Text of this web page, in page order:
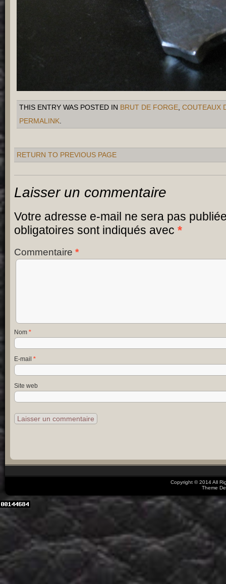
THIS ENTRY WAS POSTED IN BRUT DE FORGE, COUTEAUX
PERMALINK.
RETURN TO PREVIOUS PAGE
Laisser un commentaire
Votre adresse e-mail ne sera pas
obligatoires sont indiqués avec *
Commentaire *
Nom *
E-mail *
Site web
Copyright © 2014 All
Theme